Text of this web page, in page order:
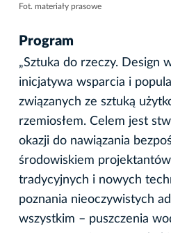
Fot. materiały prasowe
Program
„Sztuka do rzeczy. Design
inicjatywa wsparcia i
związanych ze sztuką
rzemiosłem. Celem jest
okazji do nawiązania
środowiskiem
tradycyjnych i nowych
poznania nieoczywistych
wszystkim – puszczenia